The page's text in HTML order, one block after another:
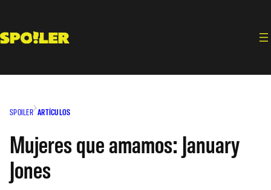
contenido
SPOILER ARTÍCULOS
Mujeres que amamos: January
Jones